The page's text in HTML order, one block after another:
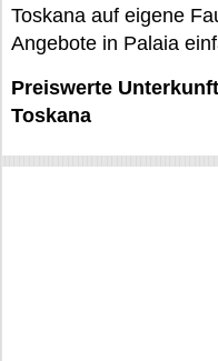
Toskana auf eigene
Angebote in Palaia
Preiswerte
Toskana